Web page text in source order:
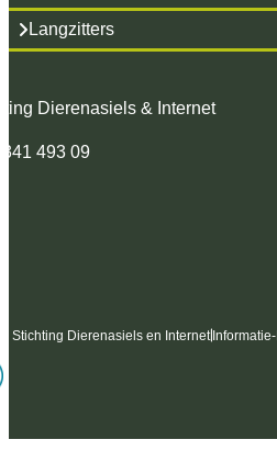
Langzitters
Dierenasiels & Internet
493 09
Stichting Dierenasiels en Internet Informatie-